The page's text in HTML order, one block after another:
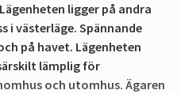
ligger på andra
i västerläge. Spännande
på havet. Lägenheten
lämplig för
och utomhus. Ägaren